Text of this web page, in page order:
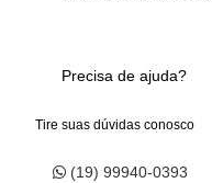
Precisa de ajuda?
Tire suas dúvidas conosco
(19) 99940-0393